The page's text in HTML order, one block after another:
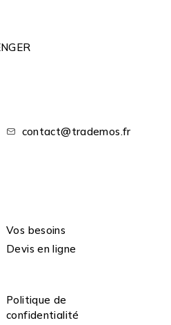
contact@trademos.fr
Vos besoins
Devis en ligne
Politique de
confidentialité